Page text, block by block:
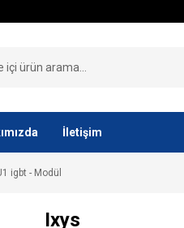
İletişim
igbt - Modül
Ixys